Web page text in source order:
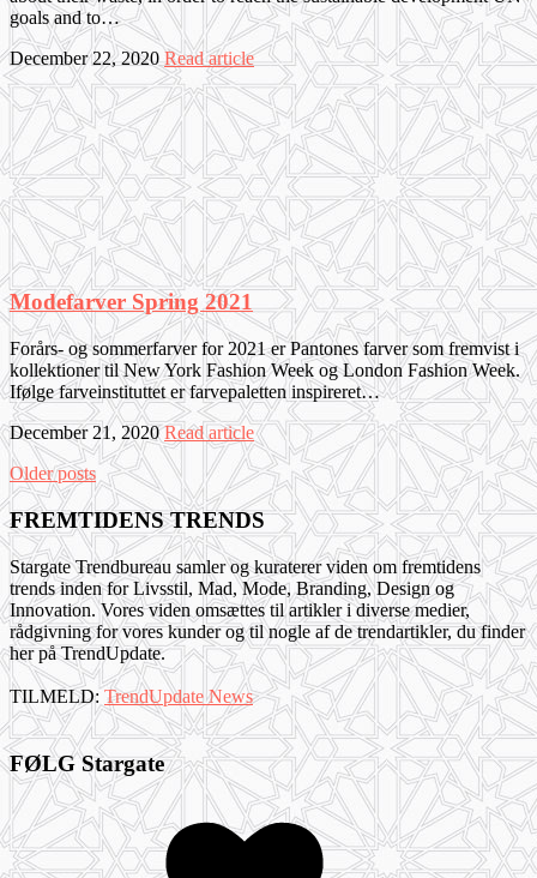
goals and to…
December 22, 2020 Read article
Modefarver Spring 2021
Forårs- og sommerfarver for 2021 er Pantones farver som fremvist i
kollektioner til New York Fashion Week og London Fashion Week.
Ifølge farveinstituttet er farvepaletten inspireret…
December 21, 2020 Read article
Older posts
FREMTIDENS TRENDS
Stargate Trendbureau samler og kuraterer viden om fremtidens
trends inden for Livsstil, Mad, Mode, Branding, Design og
Innovation. Vores viden omsættes til artikler i diverse medier,
rådgivning for vores kunder og til nogle af de trendartikler, du finder
her på TrendUpdate.
TILMELD: TrendUpdate News
FØLG Stargate